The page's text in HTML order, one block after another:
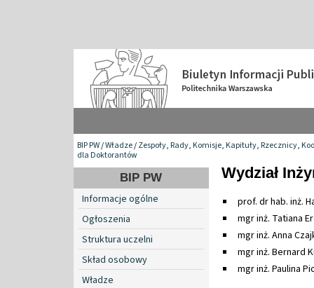
BIP PW/Władze/Zespoły, Rady, Komisje, Kapituły, Rzecznicy,
dla Doktorantów
BIP PW
Informacje ogólne
Ogłoszenia
Struktura uczelni
Skład osobowy
Władze
Wydział
prof. dr hab. inż.
mgr inż. Tatiana
mgr inż. Anna
mgr inż. Bernard
mgr inż. Paulina